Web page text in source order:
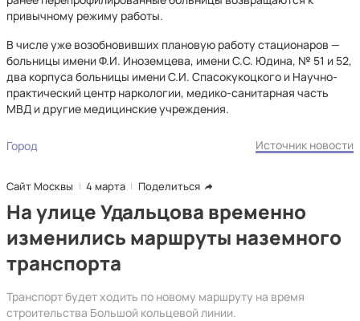
привычному режиму работы.
В числе уже возобновивших плановую работу стационаров —
больницы имени Ф.И. Иноземцева, имени С.С. Юдина, № 51 и 52,
два корпуса больницы имени С.И. Спасокукоцкого и Научно-
практический центр наркологии, медико-санитарная часть
МВД и другие медицинские учреждения.
Город Источник новости
Сайт Москвы 4 марта Поделиться
На улице Удальцова временно
изменились маршруты наземного
транспорта
Транспорт будет ходить по новому маршруту на время
строительства Большой кольцевой линии.